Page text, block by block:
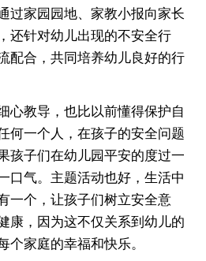
过家园园地、家教小报向家长
还针对幼儿出现的不安全行
配合，共同培养幼儿良好的行
心教导，也比以前懂得保护自
何一个人，在孩子的安全问题
孩子们在幼儿园平安的度过一
口气。主题活动也好，生活中
一个，让孩子们树立安全意
康，因为这不仅关系到幼儿的
个家庭的幸福和快乐。